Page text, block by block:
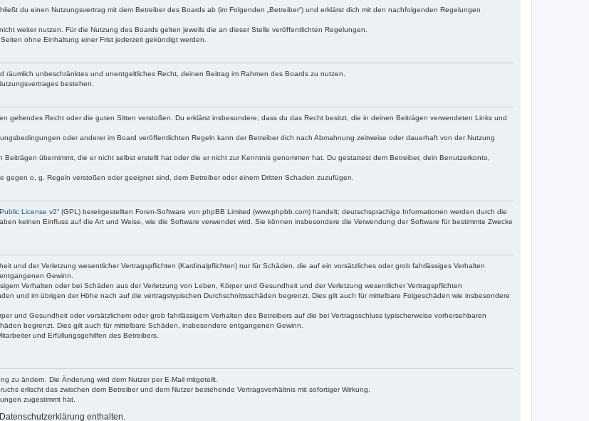
du einen Nutzungsvertrag mit dem Betreiber des Boards ab (im Folgenden „Betreiber“) und erklärst dich mit den nachfolgenden Regelungen
weiter nutzen. Für die Nutzung des Boards gelten jeweils die an dieser Stelle veröffentlichten Regelungen.
ohne Einhaltung einer Frist jederzeit gekündigt werden.
unbeschränktes und unentgeltliches Recht, deinen Beitrag im Rahmen des Boards zu nutzen.
bestehen.
geltendes Recht oder die guten Sitten verstoßen. Du erklärst insbesondere, dass du das Recht besitzt, die in deinen Beiträgen verwendeten Links und
oder anderer im Board veröffentlichten Regeln kann der Betreiber dich nach Abmahnung zeitweise oder dauerhaft von der Nutzung
übernimmt, die er nicht selbst erstellt hat oder die er nicht zur Kenntnis genommen hat. Du gestattest dem Betreiber, dein Benutzerkonto,
o. g. Regeln verstoßen oder geeignet sind, dem Betreiber oder einem Dritten Schaden zuzufügen.
License v2“ (GPL) bereitgestellten Foren-Software von phpBB Limited (www.phpbb.com) handelt; deutschsprachige Informationen werden durch die
keinen Einfluss auf die Art und Weise, wie die Software verwendet wird. Sie können insbesondere die Verwendung der Software für bestimmte Zwecke
und der Verletzung wesentlicher Vertragspflichten (Kardinalpflichten) nur für Schäden, die auf ein vorsätzliches oder grob fahrlässiges Verhalten
Gewinn.
Verhalten oder bei Schäden aus der Verletzung von Leben, Körper und Gesundheit und der Verletzung wesentlicher Vertragspflichten
und im übrigen der Höhe nach auf die vertragstypischen Durchschnittsschäden begrenzt. Dies gilt auch für mittelbare Folgeschäden wie insbesondere
und Gesundheit oder vorsätzlichem oder grob fahrlässigem Verhalten des Betreibers auf die bei Vertragsschluss typischerweise vorhersehbaren
begrenzt. Dies gilt auch für mittelbare Schäden, insbesondere entgangenen Gewinn.
und Erfüllungsgehilfen des Betreibers.
zu ändern. Die Änderung wird dem Nutzer per E-Mail mitgeteilt.
erlischt das zwischen dem Betreiber und dem Nutzer bestehende Vertragsverhältnis mit sofortiger Wirkung.
zugestimmt hat.
enthalten.